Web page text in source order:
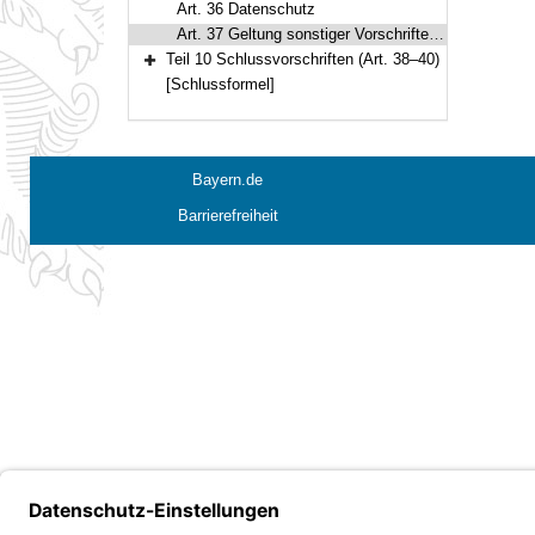
Art. 36 Datenschutz
Art. 37 Geltung sonstiger Vorschriften des Bayerischen Strafvollzugsgesetzes
Bereich erweitern
Teil 10 Schlussvorschriften (Art. 38–40)
[Schlussformel]
Bayern.de
Barrierefreiheit